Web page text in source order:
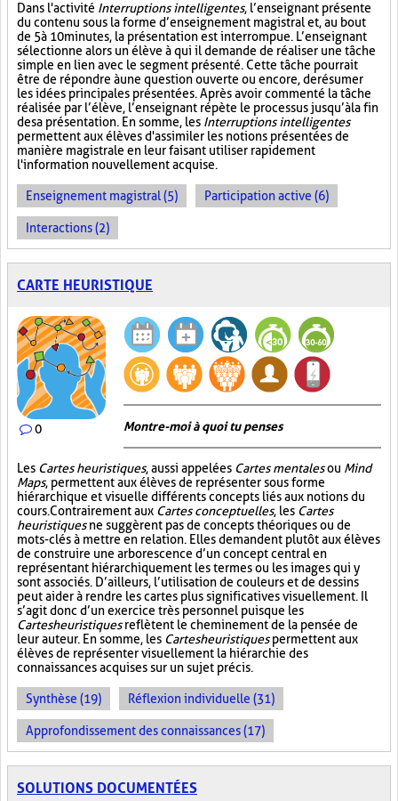
Dans l'activité Interruptions intelligentes, l’enseignant présente
du contenu sous la forme d’enseignement magistral et, au bout
de 5 à 10 minutes, la présentation est interrompue. L’enseignant
sélectionne alors un élève à qui il demande de réaliser une tâche
simple en lien avec le segment présenté. Cette tâche pourrait
être de répondre à une question ouverte ou encore, de résumer
les idées principales présentées. Après avoir commenté la tâche
réalisée par l’élève, l’enseignant répète le processus jusqu’à la fin
de sa présentation. En somme, les Interruptions intelligentes
permettent aux élèves d'assimiler les notions présentées de
manière magistrale en leur faisant utiliser rapidement
l'information nouvellement acquise.
Enseignement magistral (5) Participation active (6)
Interactions (2)
CARTE HEURISTIQUE
0 Montre-moi à quoi tu penses
Les Cartes heuristiques, aussi appelées Cartes mentalesou Mind
Maps, permettent aux élèves de représenter sous forme
hiérarchique et visuelle différents concepts liés aux notions du
cours. Contrairement aux Cartes conceptuelles, les Cartes
heuristiquesne suggèrent pas de concepts théoriques ou de
mots-clés à mettre en relation. Elles demandent plutôt aux élèves
de construire une arborescence d’un concept central en
représentant hiérarchiquement les termes ou les images qui y
sont associés. D’ailleurs, l’utilisation de couleurs et de dessins
peut aider à rendre les cartes plus significatives visuellement. Il
s’agit donc d’un exercice très personnel puisque les
Cartes heuristiquesreflètent le cheminement de la pensée de
leur auteur. En somme, les Cartes heuristiquespermettent aux
élèves de représenter visuellement la hiérarchie des
connaissances acquises sur un sujet précis.
Synthèse (19) Réflexion individuelle (31)
Approfondissement des connaissances (17)
SOLUTIONS DOCUMENTÉES